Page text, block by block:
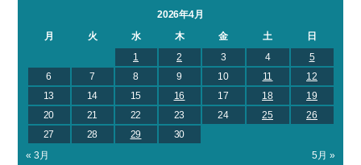
2026年4月
月
火 水 木 金 土
日
1
2 3 4
5
6
7 8 9 10 11
12
13
14 15 16 17 18
19
20
21 22 23 24 25
26
27
28 29
30
« 3月
5月 »